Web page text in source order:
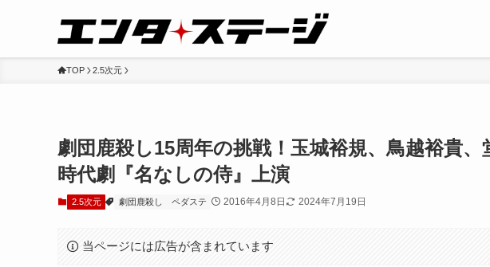
TOP 2.5次元
劇団鹿殺し15周年の挑戦！玉城裕規、鳥越裕貴
時代劇『名なしの侍』上演
2.5次元 劇団鹿殺し ペダステ 2016年4月8日 2024年7月19日
当ページには広告が含まれています